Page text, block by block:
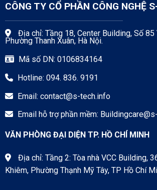
CÔNG TY CỔ PHẦN CÔNG NGHỆ
Địa chỉ: Tầng 18, Center Building, Số 85
Phường Thanh Xuân, Hà Nội.
Mã số DN: 0106834164
Hotline: 094. 836. 9191
Email: contact@s-tech.info
Email hỗ trợ phần mềm:
VĂN PHÒNG ĐẠI DIỆN TP. HỒ CHÍ MINH
Địa chỉ: Tầng 2: Tòa nhà VCC Building,
Khiêm, Phường Thạnh Mỹ Tây, TP Hồ Chí